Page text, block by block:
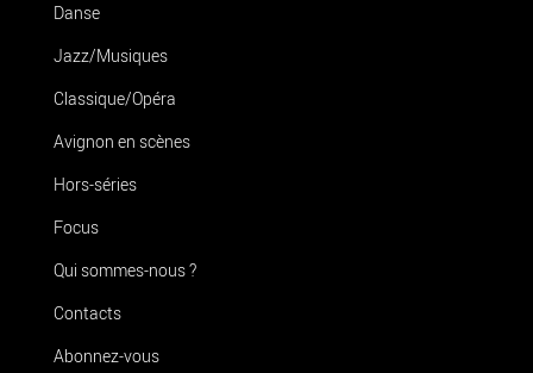
Danse
Jazz/Musiques
Classique/Opéra
Avignon en scènes
Hors-séries
Focus
Qui sommes-nous ?
Contacts
Abonnez-vous